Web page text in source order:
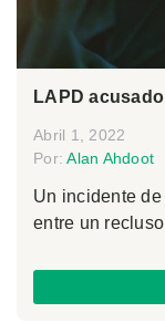
LAPD
Abril 1, 2022
Por:Alan Ahdoot
Un incidente
entre un